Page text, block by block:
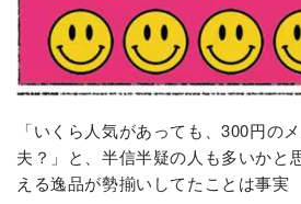
「いくら人気があっても、300円の
夫？」と、半信半疑の人も多いかと
える逸品が勢揃いしてたことは事実